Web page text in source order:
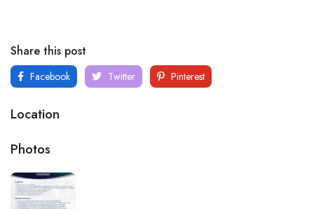
Share this post
Facebook Twitter Pinterest
Location
Photos